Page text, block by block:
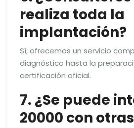
realiza toda la
implantación?
Sí, ofrecemos un servicio
diagnóstico hasta la
certificación oficial.
7. ¿Se puede
20000 con